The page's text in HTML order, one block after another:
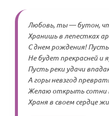
Любовь, ты — бутон,
Хранишь в лепестках
С днем рождения!
Не будет прекрасней и
Пусть реки удачи
А горы невзгод
Желаю открыть сотни
Храня в своем сердце